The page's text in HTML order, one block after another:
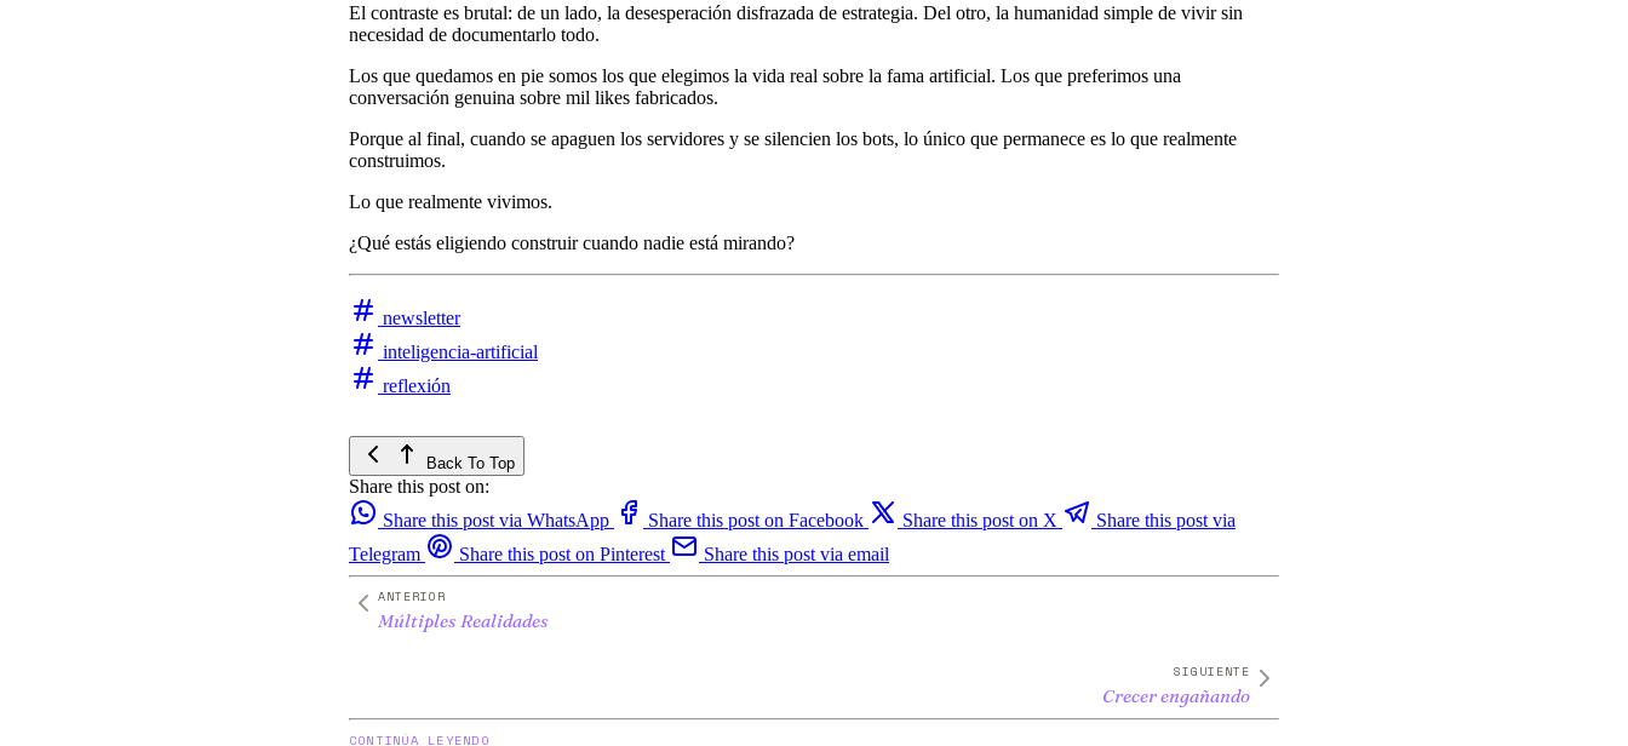
El contraste es brutal: de un lado, la desesperación disfrazada de estrategia. Del otro, la humanidad simple de vivir sin
necesidad de documentarlo todo.
Los que quedamos en pie somos los que elegimos la vida real sobre la fama artificial. Los que preferimos una
conversación genuina sobre mil likes fabricados.
Porque al final, cuando se apaguen los servidores y se silencien los bots, lo único que permanece es lo que realmente
construimos.
Lo que realmente vivimos.
¿Qué estás eligiendo construir cuando nadie está mirando?
newsletter
inteligencia-artificial
reflexión
Back To Top
Share this post on:
Share this post via WhatsApp
Share this post on Facebook Share this post on X
Share this post via
Telegram
Share this post on Pinterest Share this post via email
ANTERIOR
Múltiples Realidades
SIGUIENTE
Crecer engañando
CONTINÚA LEYENDO